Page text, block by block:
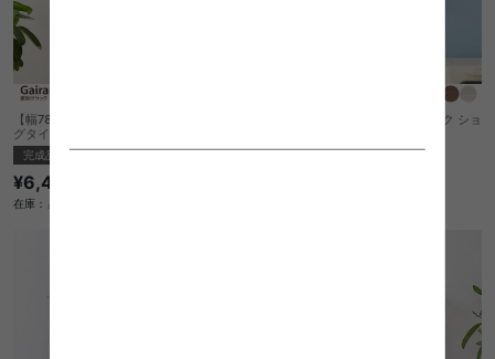
【幅78cm】Geiranger 壁掛けラック ロン
グタイプ
完成品
¥6,480
在庫：△
【幅45cm】Geiranger 壁掛けラック ショ
完成品